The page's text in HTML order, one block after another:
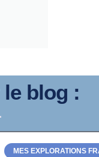
blog :
MES EXPLORATIONS